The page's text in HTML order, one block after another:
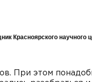
Красноярского
При этом